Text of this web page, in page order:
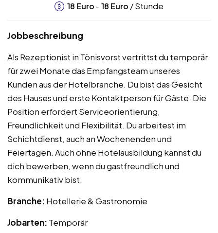
18 Euro -18 Euro / Stunde
Jobbeschreibung
Als Rezeptionist in Tönisvorst vertrittst du temporär
für zwei Monate das Empfangsteam unseres
Kunden aus der Hotelbranche. Du bist das Gesicht
des Hauses und erste Kontaktperson für Gäste. Die
Position erfordert Serviceorientierung,
Freundlichkeit und Flexibilität. Du arbeitest im
Schichtdienst, auch an Wochenenden und
Feiertagen. Auch ohne Hotelausbildung kannst du
dich bewerben, wenn du gastfreundlich und
kommunikativ bist.
Branche: Hotellerie & Gastronomie
Jobarten: Temporär